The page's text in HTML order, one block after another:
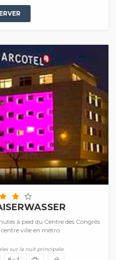
à pied du Centre des Congrès
ville en métro.
sur la nuit principale.